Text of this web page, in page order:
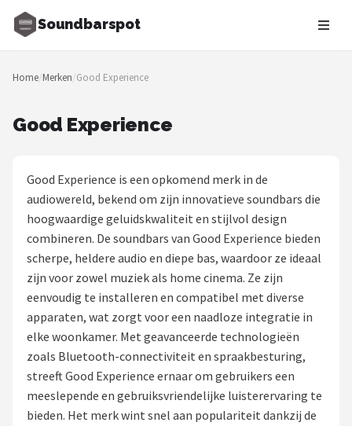
Soundbarspot
Zoeken
NAVIGATIE
Blog
Muziekstijlen
Sonos
JBL
Samsung
Shop
Home/Merken/Good Experience
Good Experience
Good Experience is een opkomend merk in de
audiowereld, bekend om zijn innovatieve soundbars die
hoogwaardige geluidskwaliteit en stijlvol design
combineren. De soundbars van Good Experience bieden
scherpe, heldere audio en diepe bas, waardoor ze ideaal
zijn voor zowel muziek als home cinema. Ze zijn
eenvoudig te installeren en compatibel met diverse
apparaten, wat zorgt voor een naadloze integratie in
elke woonkamer. Met geavanceerde technologieën
zoals Bluetooth-connectiviteit en spraakbesturing,
streeft Good Experience ernaar om gebruikers een
meeslepende en gebruiksvriendelijke luisterervaring te
bieden. Het merk wint snel aan populariteit dankzij de